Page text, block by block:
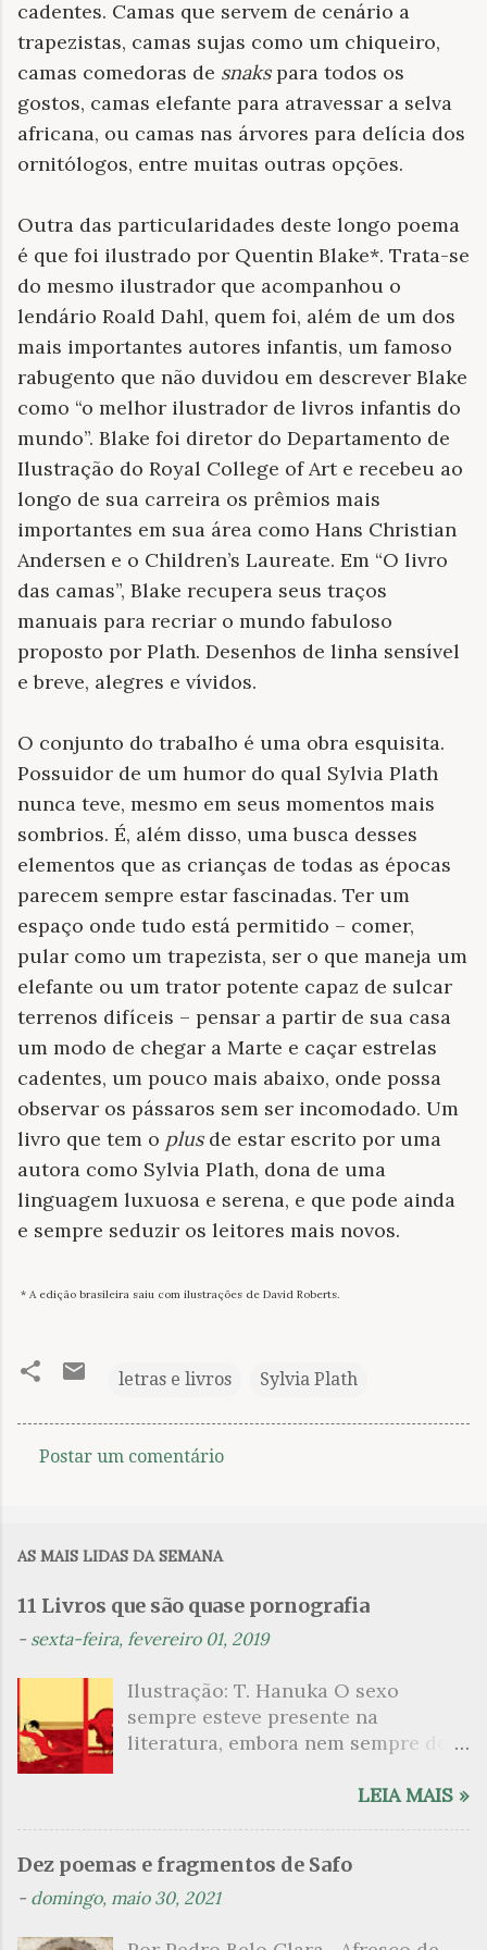
cadentes. Camas que servem de cenário a
trapezistas, camas sujas como um chiqueiro,
camas comedoras de snakspara todos os
gostos, camas elefante para atravessar a selva
africana, ou camas nas árvores para delícia dos
ornitólogos, entre muitas outras opções.
Outra das particularidades deste longo poema
é que foi ilustrado por Quentin Blake*. Trata-se
do mesmo ilustrador que acompanhou o
lendário Roald Dahl, quem foi, além de um dos
mais importantes autores infantis, um famoso
rabugento que não duvidou em descrever Blake
como “o melhor ilustrador de livros infantis do
mundo”. Blake foi diretor do Departamento de
Ilustração do Royal College of Art e recebeu ao
longo de sua carreira os prêmios mais
importantes em sua área como Hans Christian
Andersen e o Children’s Laureate. Em “O livro
das camas”, Blake recupera seus traços
manuais para recriar o mundo fabuloso
proposto por Plath. Desenhos de linha sensível
e breve, alegres e vívidos.
O conjunto do trabalho é uma obra esquisita.
Possuidor de um humor do qual Sylvia Plath
nunca teve, mesmo em seus momentos mais
sombrios. É, além disso, uma busca desses
elementos que as crianças de todas as épocas
parecem sempre estar fascinadas. Ter um
espaço onde tudo está permitido – comer,
pular como um trapezista, ser o que maneja um
elefante ou um trator potente capaz de sulcar
terrenos difíceis – pensar a partir de sua casa
um modo de chegar a Marte e caçar estrelas
cadentes, um pouco mais abaixo, onde possa
observar os pássaros sem ser incomodado. Um
livro que tem o plusde estar escrito por uma
autora como Sylvia Plath, dona de uma
linguagem luxuosa e serena, e que pode ainda
e sempre seduzir os leitores mais novos.
* A edição brasileira saiu com ilustrações de David Roberts.
letras e livros Sylvia Plath
n
i
o
Postar um comentário
AS MAIS LIDAS DA SEMANA
11 Livros que são quase pornografia
- sexta-feira, fevereiro 01, 2019
Ilustração: T. Hanuka O sexo
sempre esteve presente na
literatura, embora nem sempre de
que mergulharam em sua própria
psicanalítico e findaram por revelar
a partir dessa intimidade o lado
LEIA MAIS »
Dez poemas e fragmentos de Safo
- domingo, maio 30, 2021